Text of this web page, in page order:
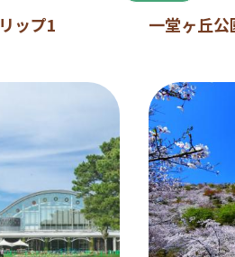
ップ1 一堂ヶ丘公